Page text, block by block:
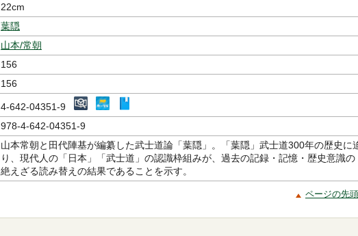
22cm
葉隠
山本/常朝
156
156
4-642-04351-9
978-4-642-04351-9
山本常朝と田代陣基が編纂した武士道論「葉隠」。「葉隠」武士道300年の歴史に
り、現代人の「日本」「武士道」の認識枠組みが、過去の記録・記憶・歴史意識の
絶えざる読み替えの結果であることを示す。
ページの先